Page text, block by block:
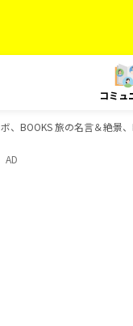
コミュ
BOOKS 旅の名言＆絶景
AD